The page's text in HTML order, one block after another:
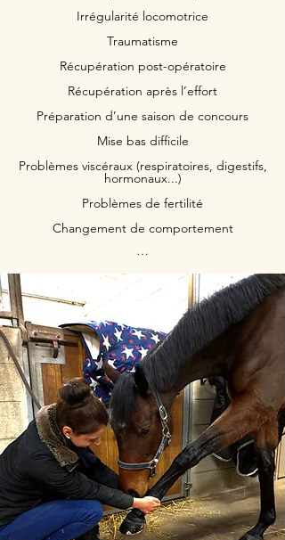
Irrégularité locomotrice
Traumatisme
Récupération post-opératoire
Récupération après l’effort
Préparation d’une saison de concours
Mise bas difficile
Problèmes viscéraux (respiratoires, digestifs,
hormonaux...)
Problèmes de fertilité
Changement de comportement
…